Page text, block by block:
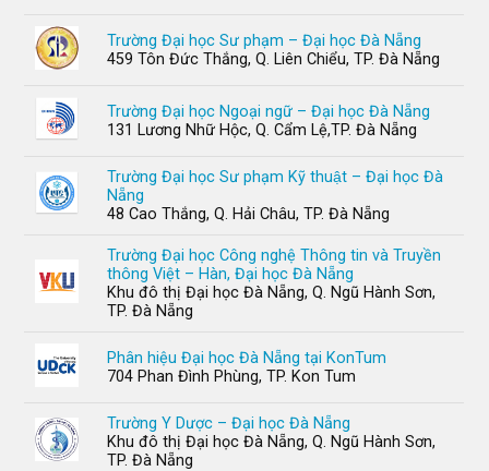
Trường Đại học Sư phạm – Đại học Đà Nẵng
459 Tôn Đức Thắng, Q. Liên Chiểu, TP. Đà Nẵng
Trường Đại học Ngoại ngữ – Đại học Đà Nẵng
131 Lương Nhữ Hộc, Q. Cẩm Lệ,TP. Đà Nẵng
Trường Đại học Sư phạm Kỹ thuật – Đại học Đà
Nẵng
48 Cao Thắng, Q. Hải Châu, TP. Đà Nẵng
Trường Đại học Công nghệ Thông tin và Truyền
thông Việt – Hàn, Đại học Đà Nẵng
Khu đô thị Đại học Đà Nẵng, Q. Ngũ Hành Sơn,
TP. Đà Nẵng
Phân hiệu Đại học Đà Nẵng tại KonTum
704 Phan Đình Phùng, TP. Kon Tum
Trường Y Dược – Đại học Đà Nẵng
Khu đô thị Đại học Đà Nẵng, Q. Ngũ Hành Sơn,
TP. Đà Nẵng